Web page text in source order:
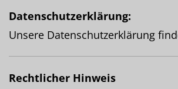
Datenschutzerklärung:
Unsere Datenschutzerklärung
Rechtlicher Hinweis